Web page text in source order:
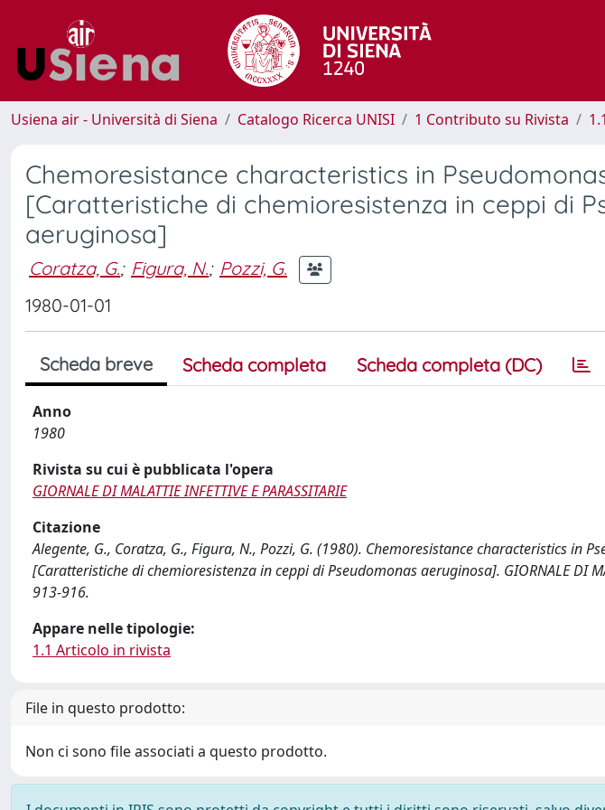
Usiena air - Università di Siena Catalogo Ricerca UNISI 1 Contributo su Rivista
Chemoresistance characteristics in
[Caratteristiche di chemioresistenza in ceppi di
aeruginosa]
Coratza, G.; Figura, N.; Pozzi, G.
1980-01-01
Scheda breve Scheda completa Scheda completa (DC)
Anno
1980
Rivista su cui è pubblicata l'opera
GIORNALE DI MALATTIE INFETTIVE E PARASSITARIE
Citazione
Alegente, G., Coratza, G., Figura, N., Pozzi, G. (1980). Chemoresistance characteristics in
[Caratteristiche di chemioresistenza in ceppi di Pseudomonas aeruginosa]. GIORNALE DI
913-916.
Appare nelle tipologie:
1.1 Articolo in rivista
File in questo prodotto:
Non ci sono file associati a questo prodotto.